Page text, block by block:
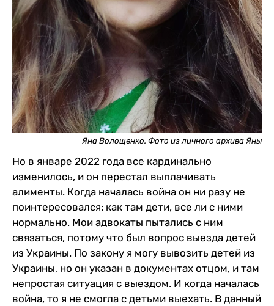
Яна Волощенко. Фото из личного архива Яны
Но в январе 2022 года все кардинально
изменилось, и он перестал выплачивать
алименты. Когда началась война он ни разу не
поинтересовался: как там дети, все ли с ними
нормально. Мои адвокаты пытались с ним
связаться, потому что был вопрос выезда детей
из Украины. По закону я могу вывозить детей из
Украины, но он указан в документах отцом, и там
непростая ситуация с выездом. И когда началась
война, то я не смогла с детьми выехать. В данный